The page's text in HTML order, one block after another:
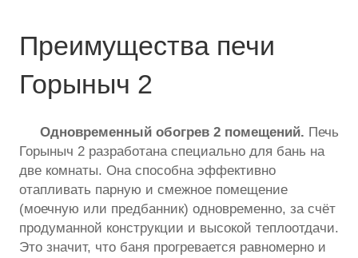
Преимущества печи
Горыныч 2
Одновременный обогрев 2 помещений. Печь
Горыныч 2 разработана специально для бань на
две комнаты. Она способна эффективно
отапливать парную и смежное помещение
(моечную или предбанник) одновременно, за счёт
продуманной конструкции и высокой теплоотдачи.
Это значит, что баня прогревается равномерно и